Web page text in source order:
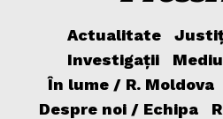
Actualitate
Investigații
Mediu
În lume / R. Moldova
Despre noi / Echipa